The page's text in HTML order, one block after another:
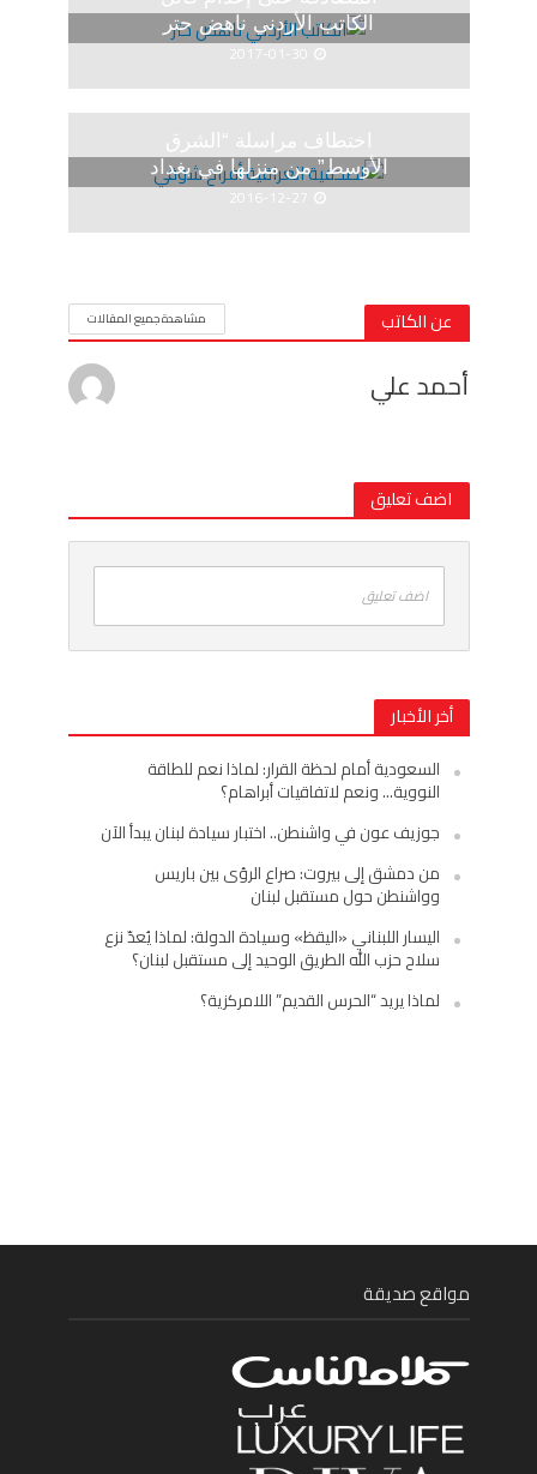
الكاتب الأردني ناهض حتر
2017-01-30
اختطاف مراسلة “الشرق
الأوسط” من منزلها في بغداد
2016-12-27
عن الكاتب مشاهدة جميع المقالات
أحمد علي
اضف تعليق
اضف تعليق
أخر الأخبار
السعودية أمام لحظة القرار: لماذا نعم للطاقة
النووية… ونعم لاتفاقيات أبراهام؟
جوزيف عون في واشنطن.. اختبار سيادة لبنان يبدأ الآن
من دمشق إلى بيروت: صراع الرؤى بين باريس
وواشنطن حول مستقبل لبنان
اليسار اللبناني «اليقظ» وسيادة الدولة: لماذا يُعدّ نزع
سلاح حزب الله الطريق الوحيد إلى مستقبل لبنان؟
لماذا يريد “الحرس القديم” اللامركزية؟
مواقع صديقة